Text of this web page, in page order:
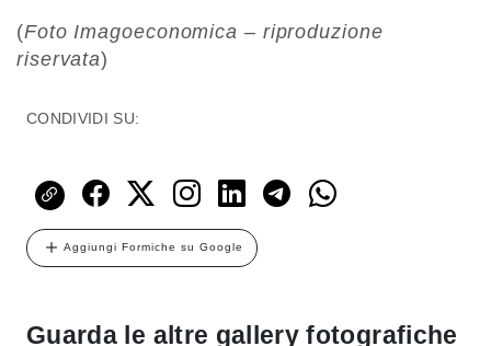
(Foto Imagoeconomica – riproduzione
riservata)
CONDIVIDI SU:
Aggiungi Formiche su Google
Guarda le altre gallery fotografiche